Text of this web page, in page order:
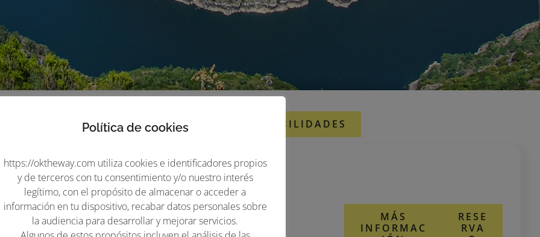
SACRA VER DISPONIBILIDADES
Pincelo 4
MÁS
INFORMAC
RESE
RVA
Política de cookies
https://oktheway.com utiliza cookies e identificadores propios
y de terceros con tu consentimiento y/o nuestro interés
legítimo, con el propósito de almacenar o acceder a
información en tu dispositivo, recabar datos personales sobre
la audiencia para desarrollar y mejorar servicios.